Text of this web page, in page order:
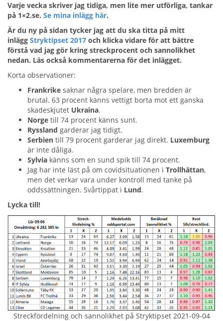
Varje vecka skriver jag tidiga, men lite mer utförliga, tankar
på 1×2.se. Se mina inlägg här.
Är du ny på sidan tycker jag att du ska titta på mitt
inlägg Stryktipset 2017 och klicka vidare för att bättre
förstå vad jag gör kring streckprocent och sannolikhet
nedan. Läs också kommentarerna för det inlägget.
Korta observationer:
Frankrike saknar några spelare, men bredden är
brutal. 63 procent känns vettigt borta mot ett ganska
skadeskjutet Ukraina.
Norge till 74 procent känns sunt.
Ryssland garderar jag tidigt.
Serbien till 79 procent garderar jag direkt. Luxemburg
är inte dåliga.
Sylvia känns som en sund spik till 74 procent.
Jag har inte läst på om covidsituationen i Trollhättan,
men det verkar vara under kontroll med tanke på
oddssättningen. Svårtippat i Lund.
Lycka till!
Streckfördelning och sannolikhet på Stryktipset 2021-09-04